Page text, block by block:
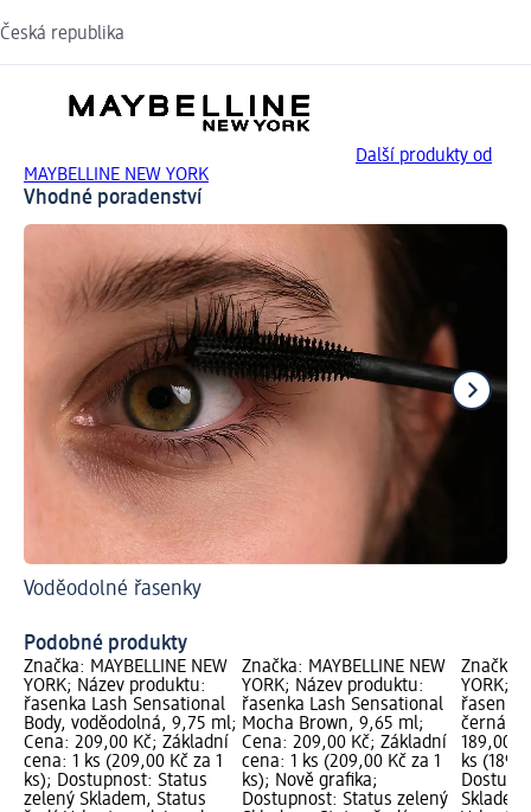
Česká republika
Další produkty od
MAYBELLINE NEW YORK
Vhodné poradenství
Voděodolné řasenky
Podobné produkty
Značka: MAYBELLINE NEW
YORK; Název produktu:
řasenka Lash Sensational
Body, voděodolná, 9,75 ml;
Cena: 209,00 Kč; Základní
cena: 1 ks (209,00 Kč za 1
ks); Dostupnost: Status
zelený Skladem, Status
Značka: MAYBELLINE NEW
YORK; Název produktu:
řasenka Lash Sensational
Mocha Brown, 9,65 ml;
Cena: 209,00 Kč; Základní
cena: 1 ks (209,00 Kč za 1
ks); Nově grafika;
Dostupnost: Status zelený
Značka:
YORK;
řasenka
černá,
189,00
ks